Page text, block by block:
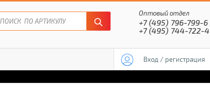
Оптовый отдел
+7 (495) 796-799-6
+7 (495) 744-722-4
Вход / регистрация